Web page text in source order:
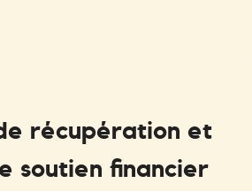
récupération et
soutien financier